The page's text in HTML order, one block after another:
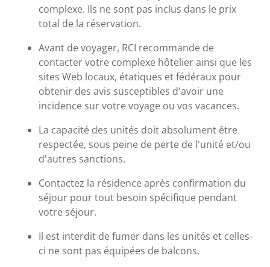
complexe. Ils ne sont pas inclus dans le prix
total de la réservation.
Avant de voyager, RCI recommande de
contacter votre complexe hôtelier ainsi que les
sites Web locaux, étatiques et fédéraux pour
obtenir des avis susceptibles d'avoir une
incidence sur votre voyage ou vos vacances.
La capacité des unités doit absolument être
respectée, sous peine de perte de l'unité et/ou
d'autres sanctions.
Contactez la résidence après confirmation du
séjour pour tout besoin spécifique pendant
votre séjour.
Il est interdit de fumer dans les unités et celles-
ci ne sont pas équipées de balcons.